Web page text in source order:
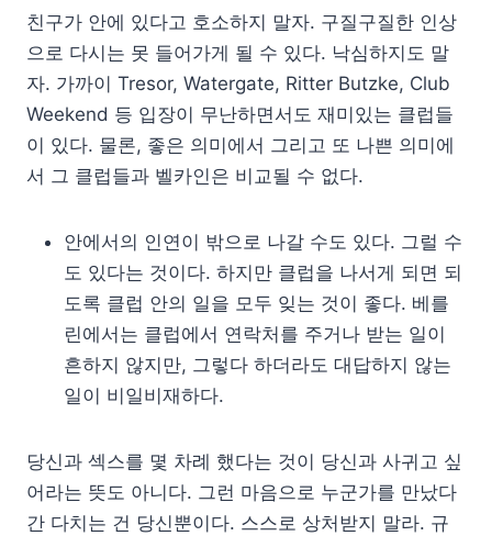
친구가 안에 있다고 호소하지 말자. 구질구질한 인상
으로 다시는 못 들어가게 될 수 있다. 낙심하지도 말
자. 가까이 Tresor, Watergate, Ritter Butzke, Club
Weekend 등 입장이 무난하면서도 재미있는 클럽들
이 있다. 물론, 좋은 의미에서 그리고 또 나쁜 의미에
서 그 클럽들과 벨카인은 비교될 수 없다.
안에서의 인연이 밖으로 나갈 수도 있다. 그럴 수
도 있다는 것이다. 하지만 클럽을 나서게 되면 되
도록 클럽 안의 일을 모두 잊는 것이 좋다. 베를
린에서는 클럽에서 연락처를 주거나 받는 일이
흔하지 않지만, 그렇다 하더라도 대답하지 않는
일이 비일비재하다.
당신과 섹스를 몇 차례 했다는 것이 당신과 사귀고 싶
어라는 뜻도 아니다. 그런 마음으로 누군가를 만났다
간 다치는 건 당신뿐이다. 스스로 상처받지 말라. 규